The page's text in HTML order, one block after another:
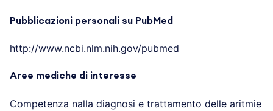
Pubblicazioni personali su PubMed
http://www.ncbi.nlm.nih.gov/pubmed
Aree mediche di interesse
Competenza nalla diagnosi e trattamento delle aritmie